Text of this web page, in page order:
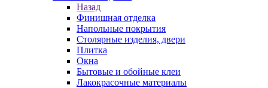
Назад
Финишная отделка
Напольные покрытия
Столярные изделия, двери
Плитка
Окна
Бытовые и обойные клеи
Лакокрасочные материалы